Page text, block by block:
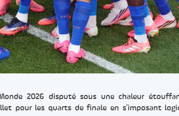
2026 disputé sous une chaleur
pour les quarts de finale en s’imposant